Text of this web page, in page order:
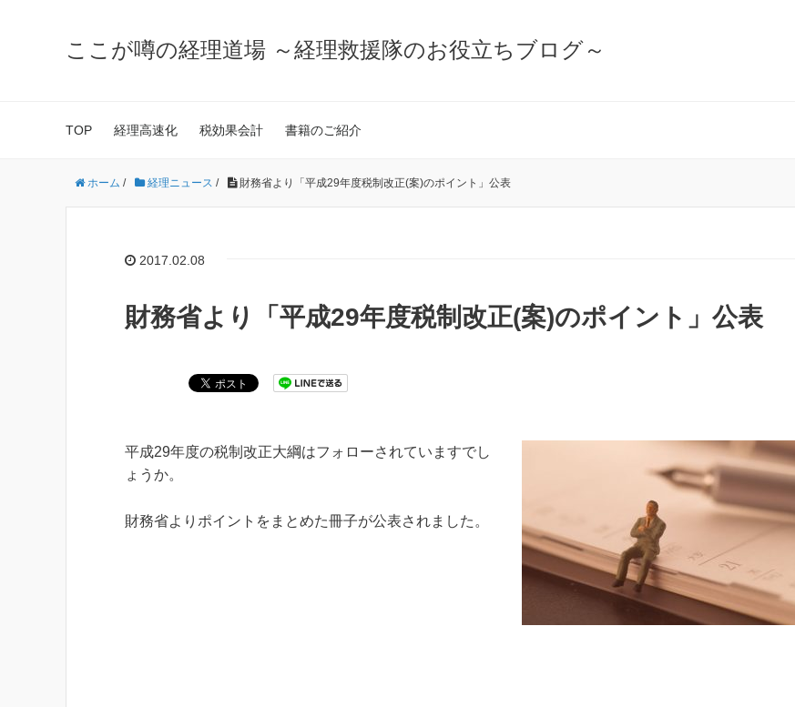
ここが噂の経理道場 ～経理救援隊のお役立ちブログ～
TOP 経理高速化 税効果会計 書籍のご紹介
ホーム / 経理ニュース / 財務省より「平成29年度税制改正(案)のポイント」公表
2017.02.08
財務省より「平成29年度税制改正(案)のポイント」公表
平成29年度の税制改正大綱はフォローされていますでし
ょうか。
財務省よりポイントをまとめた冊子が公表されました。